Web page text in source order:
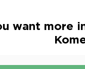
want more